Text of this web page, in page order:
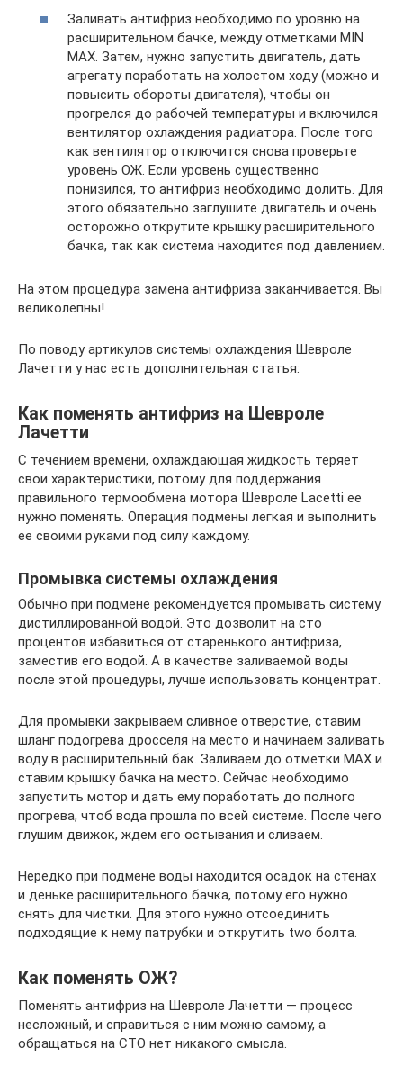
Заливать антифриз необходимо по уровню на
расширительном бачке, между отметками MIN
MAX. Затем, нужно запустить двигатель, дать
агрегату поработать на холостом ходу (можно и
повысить обороты двигателя), чтобы он
прогрелся до рабочей температуры и включился
вентилятор охлаждения радиатора. После того
как вентилятор отключится снова проверьте
уровень ОЖ. Если уровень существенно
понизился, то антифриз необходимо долить. Для
этого обязательно заглушите двигатель и очень
осторожно открутите крышку расширительного
бачка, так как система находится под давлением.
На этом процедура замена антифриза заканчивается. Вы
великолепны!
По поводу артикулов системы охлаждения Шевроле
Лачетти у нас есть дополнительная статья:
Как поменять антифриз на Шевроле
Лачетти
С течением времени, охлаждающая жидкость теряет
свои характеристики, потому для поддержания
правильного термообмена мотора Шевроле Lacetti ее
нужно поменять. Операция подмены легкая и выполнить
ее своими руками под силу каждому.
Промывка системы охлаждения
Обычно при подмене рекомендуется промывать систему
дистиллированной водой. Это дозволит на сто
процентов избавиться от старенького антифриза,
заместив его водой. А в качестве заливаемой воды
после этой процедуры, лучше использовать концентрат.
Для промывки закрываем сливное отверстие, ставим
шланг подогрева дросселя на место и начинаем заливать
воду в расширительный бак. Заливаем до отметки MAX и
ставим крышку бачка на место. Сейчас необходимо
запустить мотор и дать ему поработать до полного
прогрева, чтоб вода прошла по всей системе. После чего
глушим движок, ждем его остывания и сливаем.
Нередко при подмене воды находится осадок на стенах
и деньке расширительного бачка, потому его нужно
снять для чистки. Для этого нужно отсоединить
подходящие к нему патрубки и открутить two болта.
Как поменять ОЖ?
Поменять антифриз на Шевроле Лачетти — процесс
несложный, и справиться с ним можно самому, а
обращаться на СТО нет никакого смысла.